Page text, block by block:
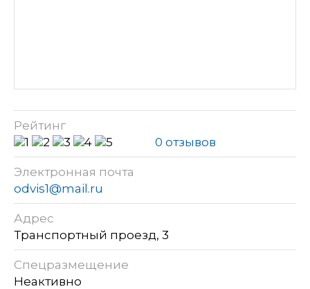
Рейтинг
0 отзывов
Электронная почта
odvis1@mail.ru
Адрес
Транспортный проезд, 3
Спецразмещение
Неактивно